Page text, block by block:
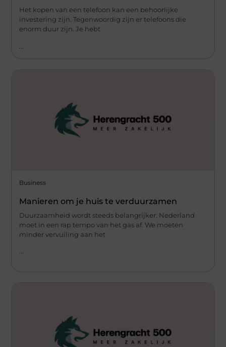
Het kopen van een telefoon kan een behoorlijke
investering zijn. Tegenwoordig zijn er telefoons die
enorm duur zijn. Je hebt
Business
Manieren om je huis te verduurzamen
Duurzaamheid wordt steeds belangrijker. Nederland
moet in een rap tempo van het gas af. We moeten
minder vervuiling aan het